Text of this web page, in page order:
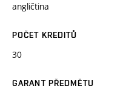
angličtina
POČET KREDITŮ
30
GARANT PŘEDMĚTU